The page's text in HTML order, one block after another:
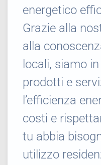
energetico
Grazie alla
alla
locali, siamo
prodotti e
l’efficienza
costi e
tu abbia
utilizzo